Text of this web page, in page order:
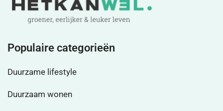
Populaire categorieën
Duurzame lifestyle
Duurzaam wonen